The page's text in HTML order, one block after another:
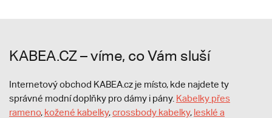
KABEA.CZ – víme, co Vám sluší
Internetový obchod KABEA.cz je místo, kde najdete ty
správné modní doplňky pro dámy i pány. Kabelky přes
rameno, kožené kabelky,crossbody kabelky, lesklé a